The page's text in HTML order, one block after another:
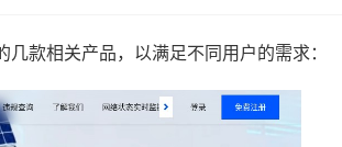
款相关产品，以满足不同用户的需求：